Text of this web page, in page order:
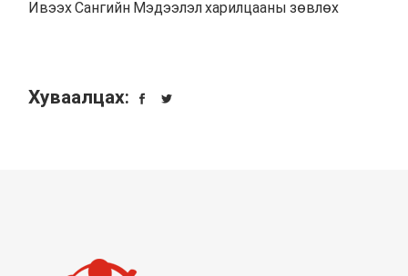
Ивээх Сангийн Мэдээлэл харилцааны зөвлөх
Хуваалцах: